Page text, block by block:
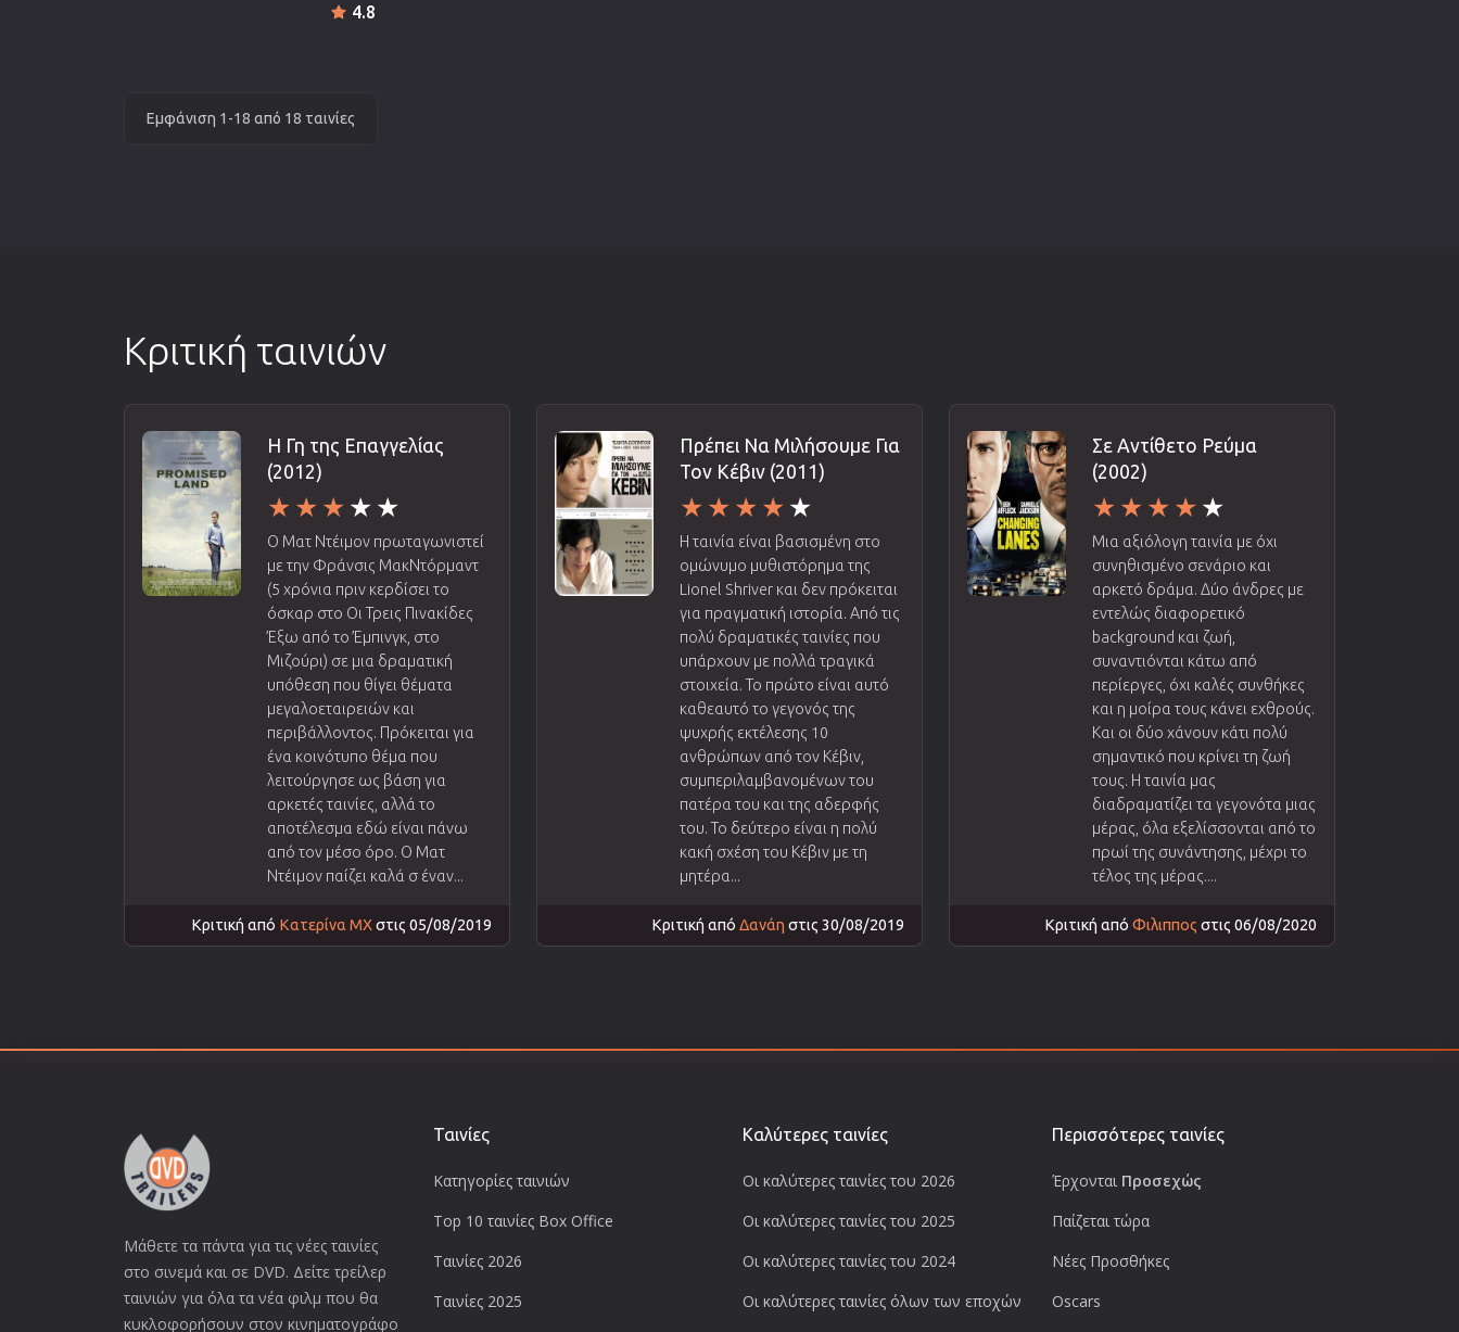
4.8
Εμφάνιση 1-18 από 18 ταινίες
Κριτική ταινιών
Η Γη της Επαγγελίας
(2012)
Ο Ματ Ντέιμον πρωταγωνιστεί
με την Φράνσις ΜακΝτόρμαντ
(5 χρόνια πριν κερδίσει το
όσκαρ στο Οι Τρεις Πινακίδες
Έξω από το Έμπινγκ, στο
Μιζούρι) σε μια δραματική
υπόθεση που θίγει θέματα
μεγαλοεταιρειών και
περιβάλλοντος. Πρόκειται για
ένα κοινότυπο θέμα που
λειτούργησε ως βάση για
αρκετές ταινίες, αλλά το
αποτέλεσμα εδώ είναι πάνω
από τον μέσο όρο. Ο Ματ
Ντέιμον παίζει καλά σ έναν...
Κριτική από Κατερίνα ΜΧστις 05/08/2019
Πρέπει Να Μιλήσουμε Για
Τον Κέβιν (2011)
Η ταινία είναι βασισμένη στο
ομώνυμο μυθιστόρημα της
Lionel Shriver και δεν πρόκειται
για πραγματική ιστορία. Από τις
πολύ δραματικές ταινίες που
υπάρχουν με πολλά τραγικά
στοιχεία. Το πρώτο είναι αυτό
καθεαυτό το γεγονός της
ψυχρής εκτέλεσης 10
ανθρώπων από τον Κέβιν,
συμπεριλαμβανομένων του
πατέρα του και της αδερφής
του. Το δεύτερο είναι η πολύ
κακή σχέση του Κέβιν με τη
μητέρα...
Κριτική από Δανάη στις 30/08/2019
Σε Αντίθετο Ρεύμα
(2002)
Μια αξιόλογη ταινία με όχι
συνηθισμένο σενάριο και
αρκετό δράμα. Δύο άνδρες με
εντελώς διαφορετικό
background και ζωή,
συναντιόνται κάτω από
περίεργες, όχι καλές συνθήκες
και η μοίρα τους κάνει εχθρούς.
Και οι δύο χάνουν κάτι πολύ
σημαντικό που κρίνει τη ζωή
τους. Η ταινία μας
διαδραματίζει τα γεγονότα μιας
μέρας, όλα εξελίσσονται από το
πρωί της συνάντησης, μέχρι το
τέλος της μέρας....
Κριτική από Φιλιππος στις 06/08/2020
Μάθετε τα πάντα για τις νέες ταινίες
στο σινεμά και σε DVD. Δείτε τρείλερ
ταινιών για όλα τα νέα φιλμ που θα
κυκλοφορήσουν στον κινηματογράφο
Ταινίες
Κατηγορίες ταινιών
Top 10 ταινίες Box Office
Ταινίες 2026
Ταινίες 2025
Καλύτερες ταινίες
Οι καλύτερες ταινίες του 2026
Οι καλύτερες ταινίες του 2025
Οι καλύτερες ταινίες του 2024
Οι καλύτερες ταινίες όλων των εποχών
Περισσότερες ταινίες
Έρχονται Προσεχώς
Παίζεται τώρα
Νέες Προσθήκες
Oscars